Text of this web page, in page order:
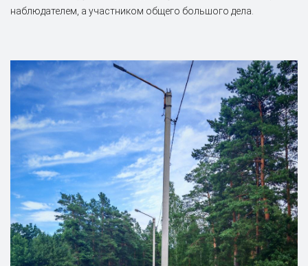
наблюдателем, а участником общего большого дела.